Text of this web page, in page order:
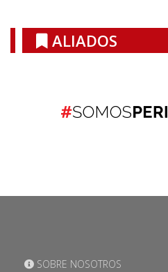
ALIADOS
SOBRE NOSOTROS